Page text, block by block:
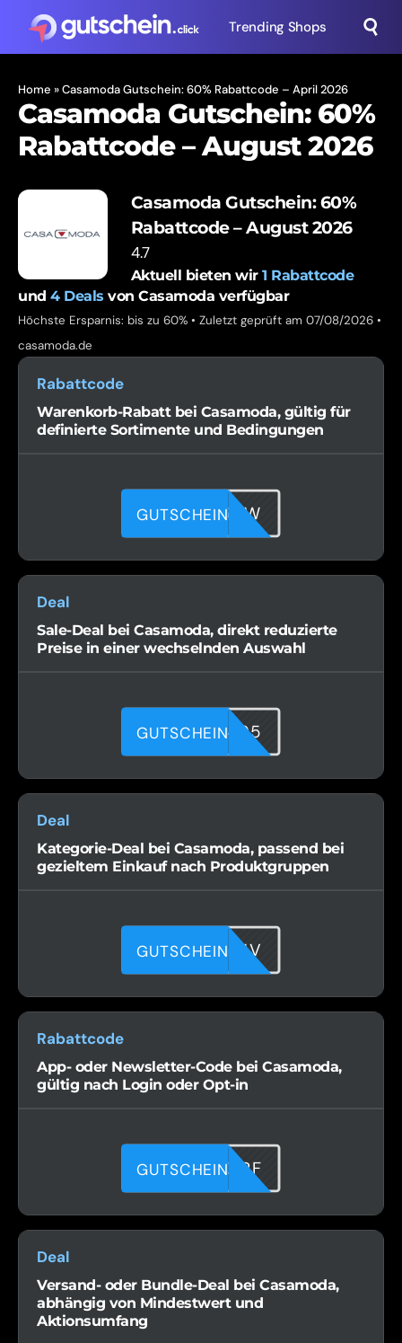
Trending Shops
Casamoda Gutschein: 60%
Rabattcode – August 2026
Home »Casamoda Gutschein: 60% Rabattcode – April 2026
Casamoda Gutschein: 60%
Rabattcode – August 2026
4.7
Aktuell bieten wir 1 Rabattcode
und 4Deals von Casamoda verfügbar
Höchste Ersparnis: bis zu 60% • Zuletzt geprüft am 07/08/2026 •
casamoda.de
Rabattcode
Warenkorb-Rabatt bei Casamoda, gültig für
definierte Sortimente und Bedingungen
RLQG65RZW
GUTSCHEIN
Deal
Sale-Deal bei Casamoda, direkt reduzierte
Preise in einer wechselnden Auswahl
0FZG9X495
GUTSCHEIN
Deal
Kategorie-Deal bei Casamoda, passend bei
gezieltem Einkauf nach Produktgruppen
9E0AYGP1V
GUTSCHEIN
Rabattcode
App- oder Newsletter-Code bei Casamoda,
gültig nach Login oder Opt-in
8UPUF01RF
GUTSCHEIN
Deal
Versand- oder Bundle-Deal bei Casamoda,
abhängig von Mindestwert und
Aktionsumfang